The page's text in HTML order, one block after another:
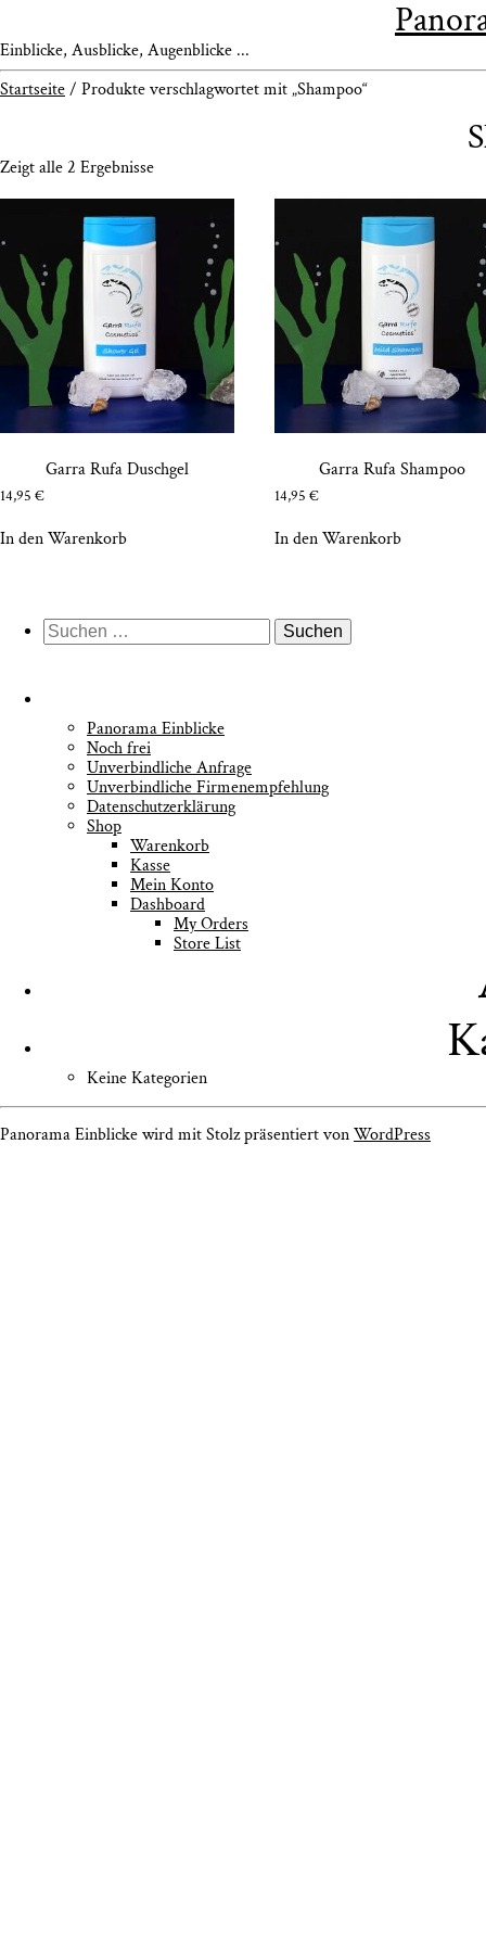
Einblicke, Ausblicke, Augenblicke ...
Startseite/ Produkte verschlagwortet mit „Shampoo“
Zeigt alle 2 Ergebnisse
Gar­ra Rufa Duschgel
14,95 €
In den Warenkorb
Gar­ra Rufa Shampoo
14,95€
In den Warenkorb
Suche
nach:
Pan­ora­ma Einblicke
Noch frei
Unver­bind­li­che Anfrage
Unver­bind­li­che Firmenempfehlung
Daten­schutz­er­klä­rung
Shop
Waren­korb
Kas­se
Mein Kon­to
Dash­board
My Orders
Store List
Keine Kategorien
Panorama Einblicke wird mit Stolz präsentiert vonWordPress